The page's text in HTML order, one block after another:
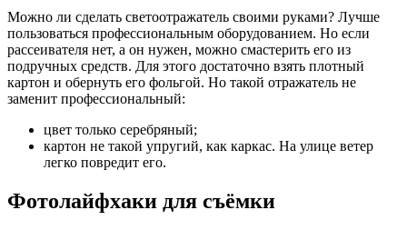
Можно ли сделать светоотражатель своими руками? Лучше
пользоваться профессиональным оборудованием. Но если
рассеивателя нет, а он нужен, можно смастерить его из
подручных средств. Для этого достаточно взять плотный
картон и обернуть его фольгой. Но такой отражатель не
заменит профессиональный:
цвет только серебряный;
картон не такой упругий, как каркас. На улице ветер
легко повредит его.
Фотолайфхаки для съёмки